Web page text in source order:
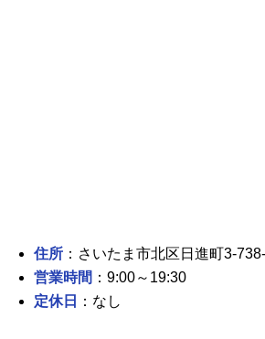
住所 ：さいたま市北区日進町3-
営業時間 ：9:00～19:30
定休日
：なし